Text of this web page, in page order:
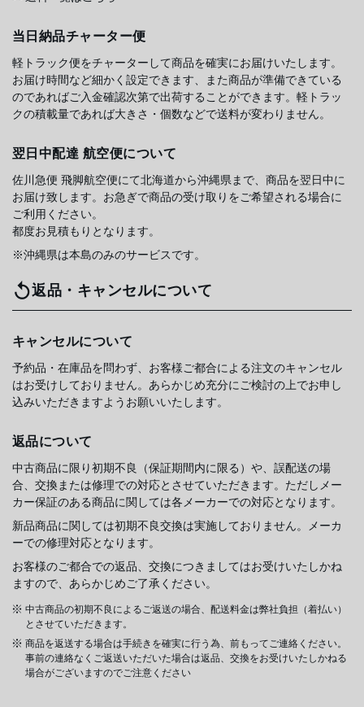
当日納品チャーター便
軽トラック便をチャーターして商品を確実にお届けいたします。
お届け時間など細かく設定できます、また商品が準備できている
のであればご入金確認次第で出荷することができます。軽トラッ
クの積載量であれば大きさ・個数などで送料が変わりません。
翌日中配達 航空便について
佐川急便 飛脚航空便にて北海道から沖縄県まで、商品を翌日中に
お届け致します。お急ぎで商品の受け取りをご希望される場合に
ご利用ください。
都度お見積もりとなります。
※沖縄県は本島のみのサービスです。
返品・キャンセルについて
キャンセルについて
予約品・在庫品を問わず、お客様ご都合による注文のキャンセル
はお受けしておりません。あらかじめ充分にご検討の上でお申し
込みいただきますようお願いいたします。
返品について
中古商品に限り初期不良（保証期間内に限る）や、誤配送の場
合、交換または修理での対応とさせていただきます。ただしメー
カー保証のある商品に関しては各メーカーでの対応となります。
新品商品に関しては初期不良交換は実施しておりません。メーカ
ーでの修理対応となります。
お客様のご都合での返品、交換につきましてはお受けいたしかね
ますので、あらかじめご了承ください。
中古商品の初期不良によるご返送の場合、配送料金は弊社負担（着払い）
とさせていただきます。
商品を返送する場合は手続きを確実に行う為、前もってご連絡ください。
事前の連絡なくご返送いただいた場合は返品、交換をお受けいたしかねる
場合がございますのでご注意ください